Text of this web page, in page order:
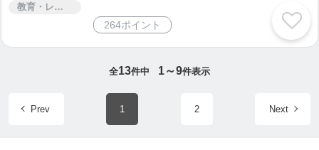
■耳鑑定師一覧
https://mimikantei.com/
■Youtube公式チャンネル
HDL9zwg
教育・レッスン・講習
264ポイント
全13件中 1～9件表示
Prev 1 2 Next